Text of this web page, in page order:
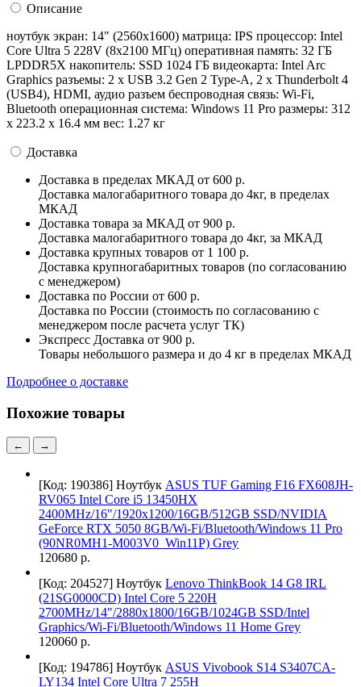
Описание
ноутбук экран: 14" (2560x1600) матрица: IPS процессор: Intel
Core Ultra 5 228V (8x2100 МГц) оперативная память: 32 ГБ
LPDDR5X накопитель: SSD 1024 ГБ видеокарта: Intel Arc
Graphics разъемы: 2 x USB 3.2 Gen 2 Type-A, 2 x Thunderbolt 4
(USB4), HDMI, аудио разъем беспроводная связь: Wi-Fi,
Bluetooth операционная система: Windows 11 Pro pазмеры: 312
x 223.2 x 16.4 мм вес: 1.27 кг
Доставка
Доставка в пределах МКАД от 600 р.
Доставка малогабаритного товара до 4кг, в пределах
МКАД
Доставка товара за МКАД от 900 р.
Доставка малогабаритного товара до 4кг, за МКАД
Доставка крупных товаров от 1 100 р.
Доставка крупногабаритных товаров (по согласованию
с менеджером)
Доставка по России от 600 р.
Доставка по России (стоимость по согласованию с
менеджером после расчета услуг ТК)
Экспресс Доставка от 900 р.
Товары небольшого размера и до 4 кг в пределах МКАД
Подробнее о доставке
Похожие товары
← →
[Код: 190386] Ноутбук ASUS TUF Gaming F16 FX608JH-
RV065 Intel Core i5 13450HX
2400MHz/16"/1920x1200/16GB/512GB SSD/NVIDIA
GeForce RTX 5050 8GB/Wi-Fi/Bluetooth/Windows 11 Pro
(90NR0MH1-M003V0_Win11P) Grey
120680 р.
[Код: 204527] Ноутбук Lenovo ThinkBook 14 G8 IRL
(21SG0000CD) Intel Core 5 220H
2700MHz/14"/2880x1800/16GB/1024GB SSD/Intel
Graphics/Wi-Fi/Bluetooth/Windows 11 Home Grey
120060 р.
[Код: 194786] Ноутбук ASUS Vivobook S14 S3407CA-
LY134 Intel Core Ultra 7 255H